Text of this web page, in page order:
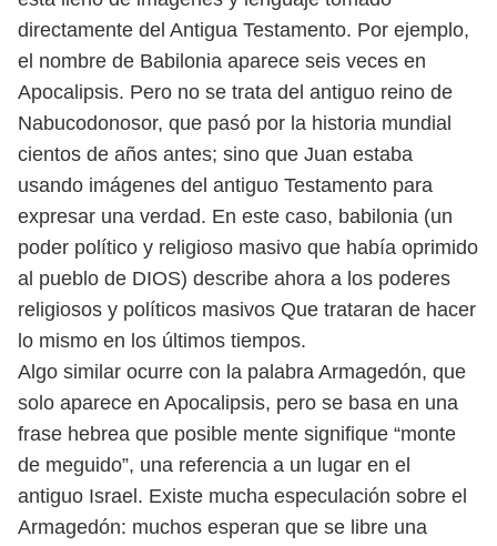
directamente del Antigua Testamento. Por ejemplo,
el nombre de Babilonia aparece seis veces en
Apocalipsis. Pero no se trata del antiguo reino de
Nabucodonosor, que pasó por la historia mundial
cientos de años antes; sino que Juan estaba
usando imágenes del antiguo Testamento para
expresar una verdad. En este caso, babilonia (un
poder político y religioso masivo que había oprimido
al pueblo de DIOS) describe ahora a los poderes
religiosos y políticos masivos Que trataran de hacer
lo mismo en los últimos tiempos.
Algo similar ocurre con la palabra Armagedón, que
solo aparece en Apocalipsis, pero se basa en una
frase hebrea que posible mente signifique “monte
de meguido”, una referencia a un lugar en el
antiguo Israel. Existe mucha especulación sobre el
Armagedón: muchos esperan que se libre una